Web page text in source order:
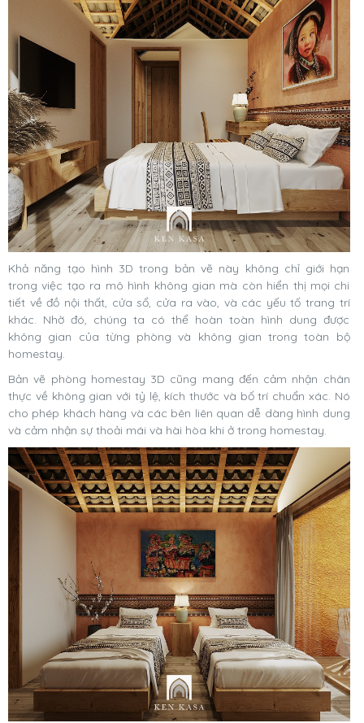
Khả năng tạo hình 3D trong bản vẽ này không chỉ giới hạn
trong việc tạo ra mô hình không gian mà còn hiển thị mọi chi
tiết về đồ nội thất, cửa sổ, cửa ra vào, và các yếu tố trang trí
khác. Nhờ đó, chúng ta có thể hoàn toàn hình dung được
không gian của từng phòng và không gian trong toàn bộ
homestay.
Bản vẽ phòng homestay 3D cũng mang đến cảm nhận chân
thực về không gian với tỷ lệ, kích thước và bố trí chuẩn xác. Nó
cho phép khách hàng và các bên liên quan dễ dàng hình dung
và cảm nhận sự thoải mái và hài hòa khi ở trong homestay.